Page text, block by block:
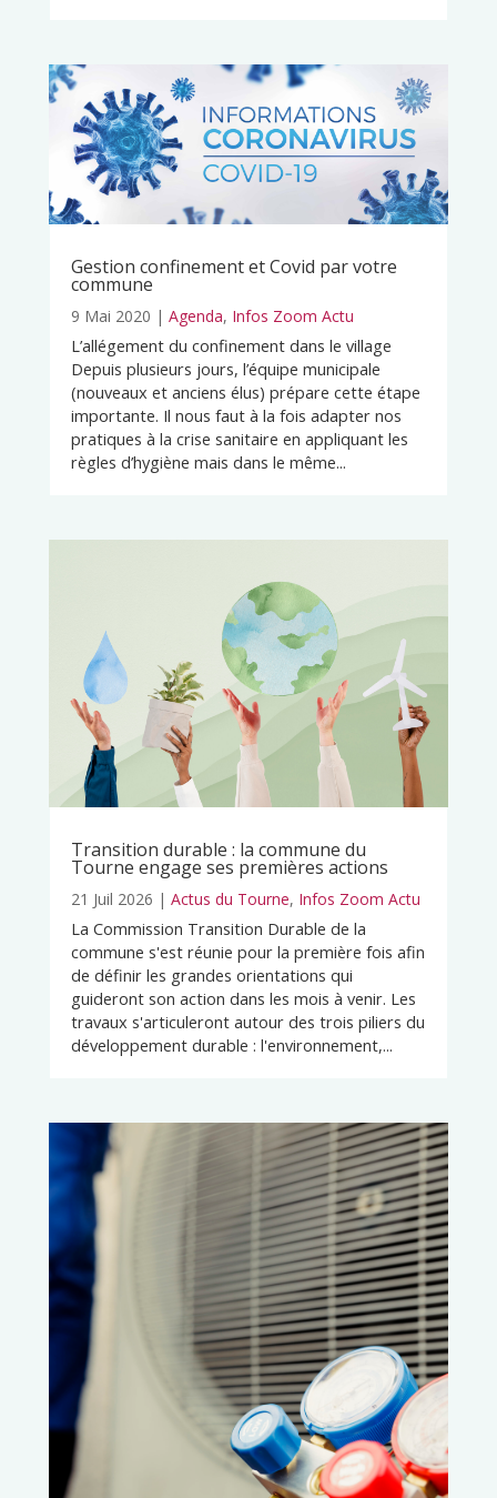
Gestion confinement et Covid par votre
commune
9 Mai 2020 | Agenda, Infos Zoom Actu
L’allégement du confinement dans le village
Depuis plusieurs jours, l’équipe municipale
(nouveaux et anciens élus) prépare cette étape
importante. Il nous faut à la fois adapter nos
pratiques à la crise sanitaire en appliquant les
règles d’hygiène mais dans le même...
Transition durable : la commune du
Tourne engage ses premières actions
21 Juil 2026 | Actus du Tourne, Infos Zoom Actu
La Commission Transition Durable de la
commune s'est réunie pour la première fois afin
de définir les grandes orientations qui
guideront son action dans les mois à venir. Les
travaux s'articuleront autour des trois piliers du
développement durable : l'environnement,...